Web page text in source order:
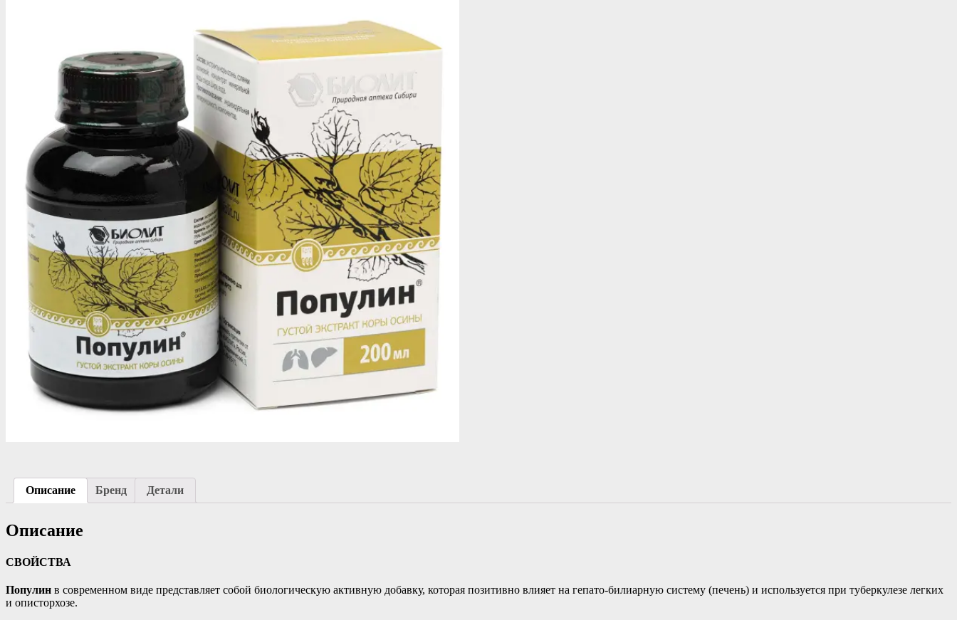
Описание Бренд Детали
Описание
СВОЙСТВА
Популин в современном виде представляет собой биологическую активную добавку, которая позитивно влияет на гепато-билиарную систему (печень) и используется при туберкулезе легких
и описторхозе.